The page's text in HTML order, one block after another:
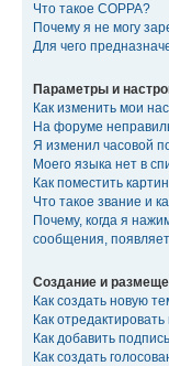
Что такое COPPA?
Почему я не могу
Для чего
Параметры и
Как изменить мои
На форуме
Я изменил часовой
Моего языка нет в
Как поместить
Что такое звание и
Почему, когда я
сообщения,
Создание и
Как создать новую
Как
Как добавить
Как создать